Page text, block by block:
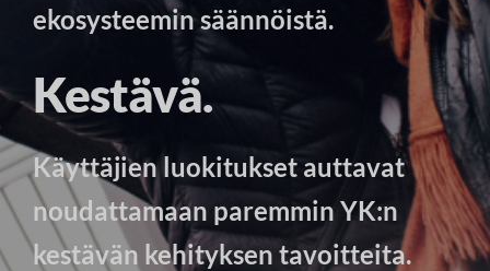
ekosysteemin säännöistä.
Kestävä.
Käyttäjien luokitukset auttavat
noudattamaan paremmin YK:n
kestävän kehityksen tavoitteita.